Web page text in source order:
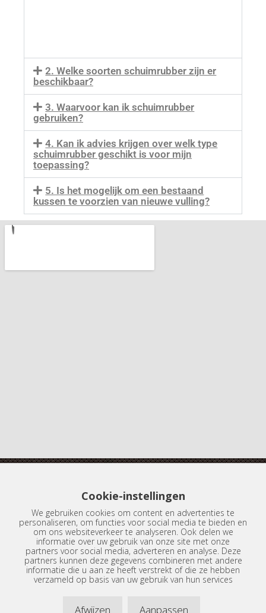
2. Welke soorten schuimrubber zijn er
beschikbaar?
3. Waarvoor kan ik schuimrubber
gebruiken?
4. Kan ik advies krijgen over welk type
schuimrubber geschikt is voor mijn
toepassing?
5. Is het mogelijk om een bestaand
kussen te voorzien van nieuwe vulling?
Boterdiep 20
9712 LN Groningen
Tel.: 050-3134398
info@dijkemameubelstoffeerders.nl
Cookie-instellingen
We gebruiken cookies om content en advertenties te
personaliseren, om functies voor social media te bieden en
om ons websiteverkeer te analyseren. Ook delen we
informatie over uw gebruik van onze site met onze
partners voor social media, adverteren en analyse. Deze
partners kunnen deze gegevens combineren met andere
informatie die u aan ze heeft verstrekt of die ze hebben
verzameld op basis van uw gebruik van hun services
Afwijzen Aanpassen